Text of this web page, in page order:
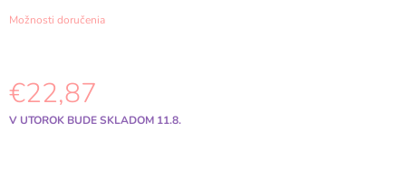
Možnosti doručenia
€22,87
Jednotková
V UTOROK BUDE SKLADOM 11.8.
WONDER
MOISTURE
5.5
SOFT